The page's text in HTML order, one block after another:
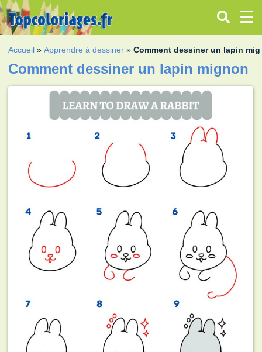
Accueil »Apprendre à dessiner »Comment dessiner un lapin
Comment dessiner un lapin mignon